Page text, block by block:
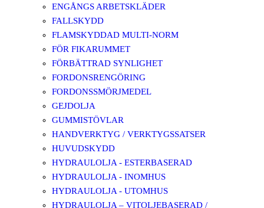
ENGÅNGS ARBETSKLÄDER
FALLSKYDD
FLAMSKYDDAD MULTI-NORM
FÖR FIKARUMMET
FÖRBÄTTRAD SYNLIGHET
FORDONSRENGÖRING
FORDONSSMÖRJMEDEL
GEJDOLJA
GUMMISTÖVLAR
HANDVERKTYG / VERKTYGSSATSER
HUVUDSKYDD
HYDRAULOLJA - ESTERBASERAD
HYDRAULOLJA - INOMHUS
HYDRAULOLJA - UTOMHUS
HYDRAULOLJA – VITOLJEBASERAD /